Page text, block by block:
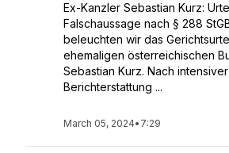
Ex-Kanzler Sebastian Kurz:
Falschaussage nach § 288
beleuchten wir das
ehemaligen österreichischen
Sebastian Kurz. Nach
Berichterstattung ...
March 05, 2024• 7:29